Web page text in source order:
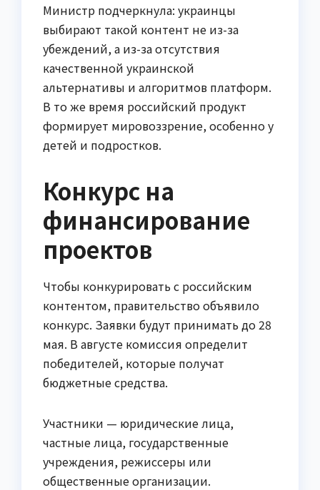
Министр подчеркнула: украинцы
выбирают такой контент не из-за
убеждений, а из-за отсутствия
качественной украинской
альтернативы и алгоритмов платформ.
В то же время российский продукт
формирует мировоззрение, особенно у
детей и подростков.
Конкурс на
финансирование
проектов
Чтобы конкурировать с российским
контентом, правительство объявило
конкурс. Заявки будут принимать до 28
мая. В августе комиссия определит
победителей, которые получат
бюджетные средства.
Участники — юридические лица,
частные лица, государственные
учреждения, режиссеры или
общественные организации.